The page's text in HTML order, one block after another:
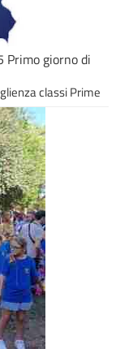
giorno di
classi Prime